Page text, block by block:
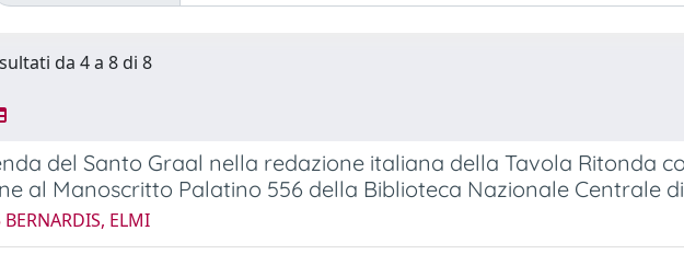
da 4 a 8 di 8
del Santo Graal nella redazione italiana della Tavola Ritonda
al Manoscritto Palatino 556 della Biblioteca Nazionale Centrale
ELMI